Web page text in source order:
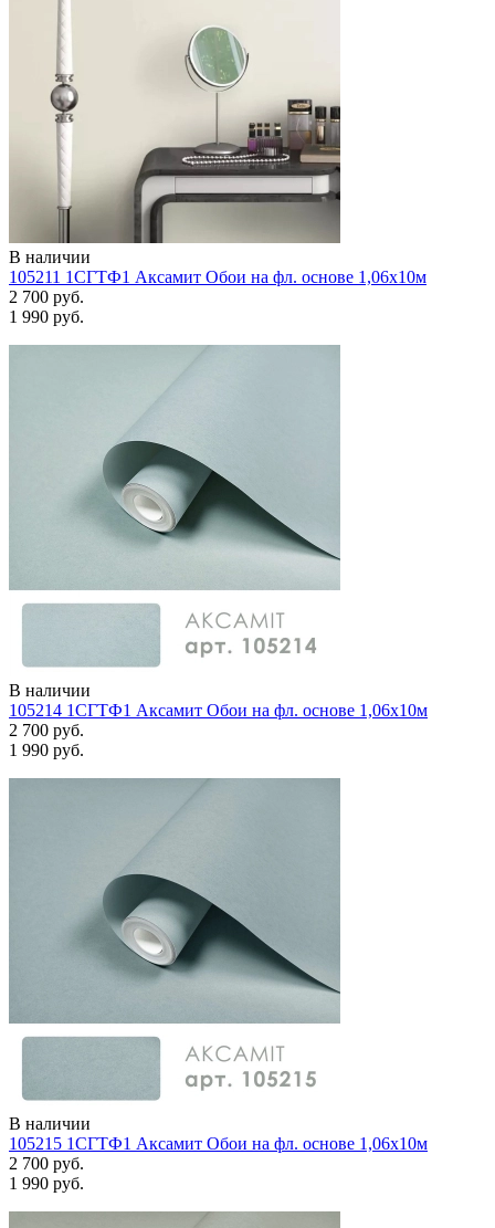
В наличии
105211 1СГТФ1 Аксамит Обои на фл. основе 1,06х10м
2 700 руб.
1 990 руб.
В наличии
105214 1СГТФ1 Аксамит Обои на фл. основе 1,06х10м
2 700 руб.
1 990 руб.
В наличии
105215 1СГТФ1 Аксамит Обои на фл. основе 1,06х10м
2 700 руб.
1 990 руб.